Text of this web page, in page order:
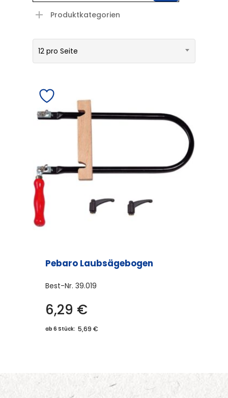
Produktkategorien
12 pro Seite
Pebaro Laubsägebogen
Best-Nr. 39.019
6,29 €
ab 6 Stück: 5,69 €